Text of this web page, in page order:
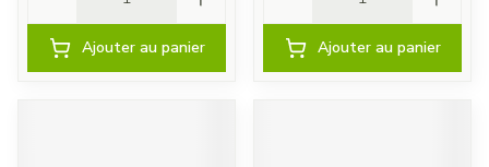
Ajouter au panier Ajouter au panier